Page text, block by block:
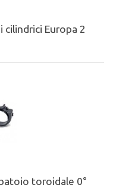
cilindrici Europa 2
toroidale 0°